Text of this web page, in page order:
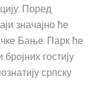
Поред
значајно ће
Бање. Парк ће
гостију
српску